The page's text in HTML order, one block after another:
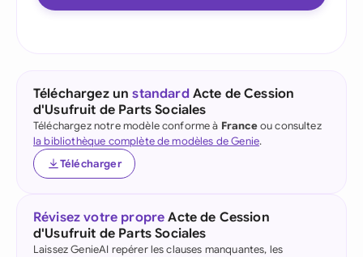
Téléchargez unstandardActe de Cession
d'Usufruit de Parts Sociales
Téléchargez notre modèle conforme à Franceou consultez
la bibliothèque complète de modèles de Genie.
Télécharger
Révisez votre propre Acte de Cession
d'Usufruit de Parts Sociales
Laissez GenieAI repérer les clauses manquantes, les